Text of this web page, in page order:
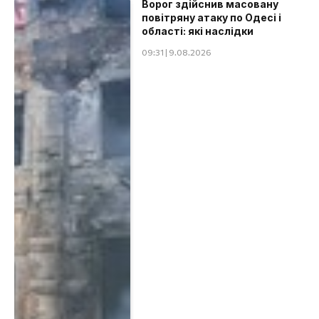
Ворог здійснив масовану
повітряну атаку по Одесі і
області: які наслідки
09:31 | 9.08.2026